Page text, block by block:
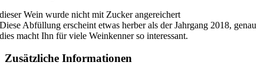
dieser Wein wurde nicht mit Zucker angereichert
Diese Abfüllung erscheint etwas herber als der Jahrgang 2018, genau
dies macht Ihn für viele Weinkenner so interessant.
Zusätzliche Informationen